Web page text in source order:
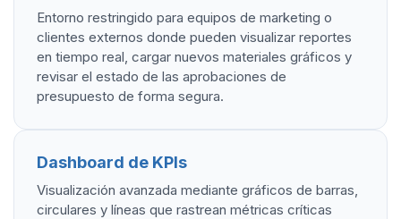
Entorno restringido para equipos de marketing o
clientes externos donde pueden visualizar reportes
en tiempo real, cargar nuevos materiales gráficos y
revisar el estado de las aprobaciones de
presupuesto de forma segura.
Dashboard de KPIs
Visualización avanzada mediante gráficos de barras,
circulares y líneas que rastrean métricas críticas